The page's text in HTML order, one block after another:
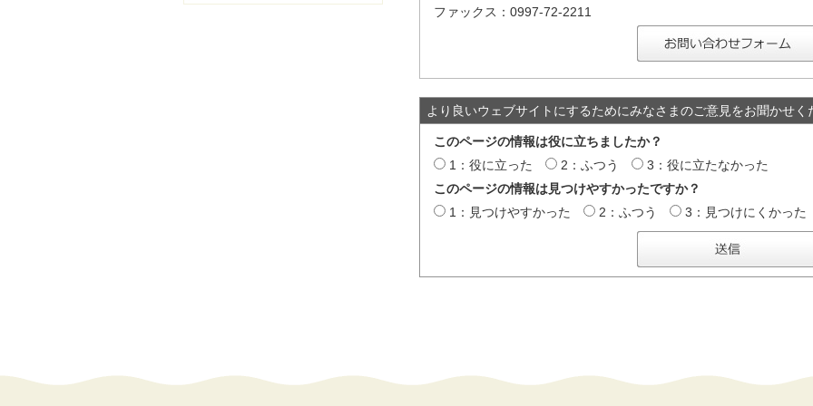
ファックス：0997-72-2211
より良いウェブサイトにするためにみなさまのご意見をお聞かせく
このページの情報は役に立ちましたか？
1：役に立った
2：ふつう
3：役に立たなかった
このページの情報は見つけやすかったですか？
1：見つけやすかった
2：ふつう 3：見つけにくかった